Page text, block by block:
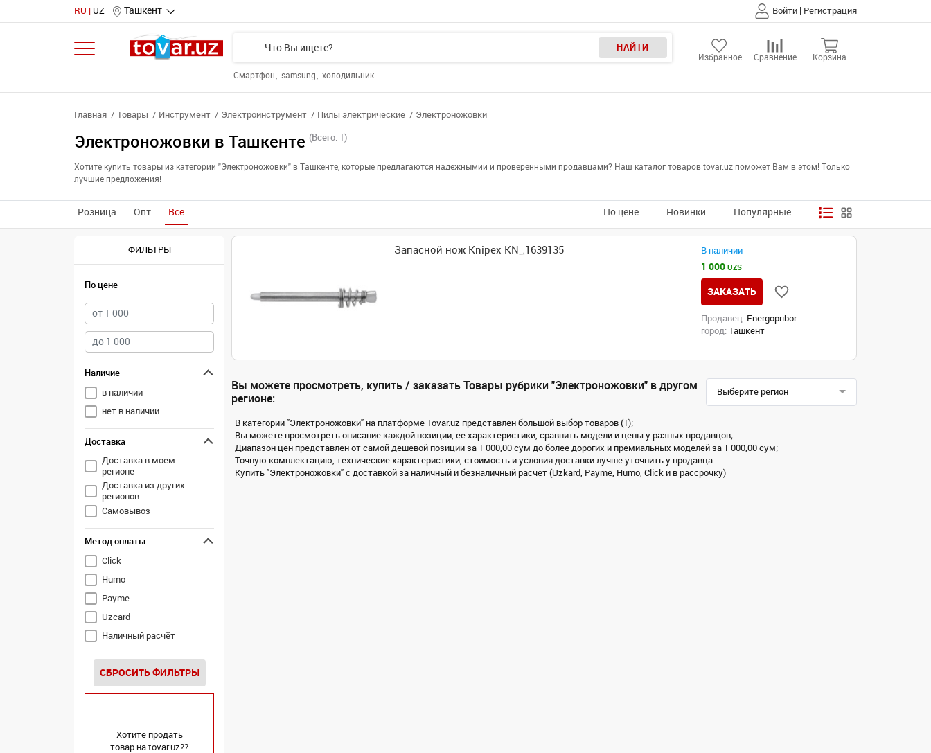
RU UZ Ташкент Войти | Регистрация
НАЙТИ
Смартфон samsung холодильник
Избранное Сравнение Корзина
Главная Товары Инструмент Электроинструмент Пилы электрические Электроножовки
Электроножовки в Ташкенте (Всего: 1)
Хотите купить товары из категории "Электроножовки" в Ташкенте, которые предлагаются надежнымии и проверенными продавцами? Наш каталог товаров tovar.uz поможет Вам в этом! Только
лучшие предложения!
Розница Опт Все По цене Новинки Популярные
ФИЛЬТРЫ
По цене
Наличие
в наличии
нет в наличии
Доставка
Доставка в моем
регионе
Доставка из других
регионов
Самовывоз
Метод оплаты
Click
Humo
Payme
Uzcard
Наличный расчёт
СБРОСИТЬ ФИЛЬТРЫ
Хотите продать
товар на tovar.uz??
Запасной нож Knipex KN؀1639135 В наличии
1 000UZS
ЗАКАЗАТЬ
Продавец: Energopribor
город: Ташкент
Вы можете просмотреть, купить / заказать Товары рубрики "Электроножовки" в другом
регионе:
Выберите регион
В категории "Электроножовки" на платформе Tovar.uz представлен большой выбор товаров (1);
Вы можете просмотреть описание каждой позиции, ее характеристики, сравнить модели и цены у разных продавцов;
Диапазон цен представлен от самой дешевой позиции за 1 000,00 сум до более дорогих и премиальных моделей за 1 000,00 сум;
Точную комплектацию, технические характеристики, стоимость и условия доставки лучше уточнить у продавца.
Купить "Электроножовки" с доставкой за наличный и безналичный расчет (Uzkard, Payme, Humo, Click и в рассрочку)